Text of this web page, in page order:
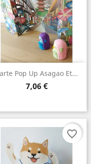
Pop Up Asagao Et...
Prix
7,06 €
favorite_border